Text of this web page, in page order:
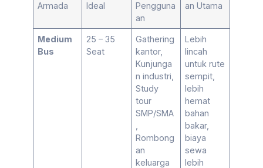
Armada
Ideal
Pengguna
an
an Utama
Medium
Bus
25 – 35
Seat
Gathering
kantor,
Kunjunga
n industri,
Study
tour
SMP/SMA
Rombong
an
keluarga
Lebih
lincah
untuk rute
sempit,
lebih
hemat
bahan
bakar,
biaya
sewa
lebih